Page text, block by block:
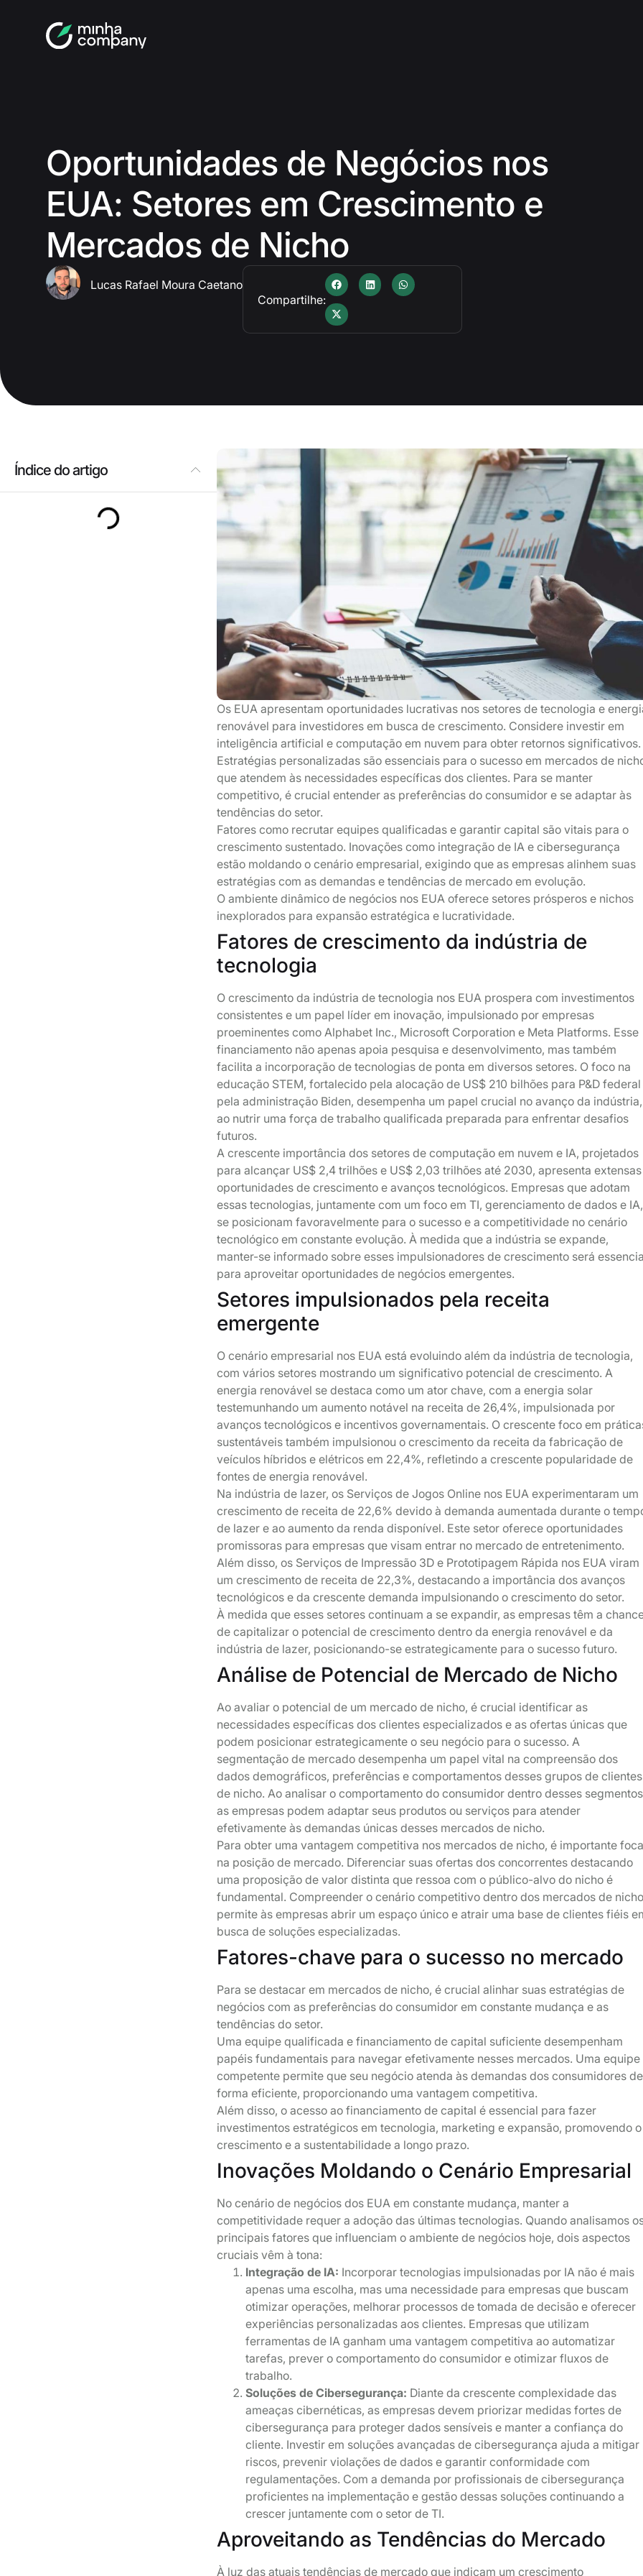
Oportunidades de Negócios nos
EUA: Setores em Crescimento e
Mercados de Nicho
Lucas Rafael Moura Caetano
Compartilhe:
Índice do artigo
Os EUA apresentam oportunidades lucrativas nos setores de tecnologia e
renovável para investidores em busca de crescimento. Considere investir em
inteligência artificial e computação em nuvem para obter retornos significativos.
Estratégias personalizadas são essenciais para o sucesso em mercados de
que atendem às necessidades específicas dos clientes. Para se manter
competitivo, é crucial entender as preferências do consumidor e se adaptar às
tendências do setor.
Fatores como recrutar equipes qualificadas e garantir capital são vitais para o
crescimento sustentado. Inovações como integração de IA e cibersegurança
estão moldando o cenário empresarial, exigindo que as empresas alinhem suas
estratégias com as demandas e tendências de mercado em evolução.
O ambiente dinâmico de negócios nos EUA oferece setores prósperos e nichos
inexplorados para expansão estratégica e lucratividade.
Fatores de crescimento da indústria de
tecnologia
O crescimento da indústria de tecnologia nos EUA prospera com investimentos
consistentes e um papel líder em inovação, impulsionado por empresas
proeminentes como Alphabet Inc., Microsoft Corporation e Meta Platforms. Esse
financiamento não apenas apoia pesquisa e desenvolvimento, mas também
facilita a incorporação de tecnologias de ponta em diversos setores. O foco na
educação STEM, fortalecido pela alocação de US$ 210 bilhões para P&D federal
pela administração Biden, desempenha um papel crucial no avanço da indústria,
ao nutrir uma força de trabalho qualificada preparada para enfrentar desafios
futuros.
A crescente importância dos setores de computação em nuvem e IA, projetados
para alcançar US$ 2,4 trilhões e US$ 2,03 trilhões até 2030, apresenta extensas
oportunidades de crescimento e avanços tecnológicos. Empresas que adotam
essas tecnologias, juntamente com um foco em TI, gerenciamento de dados e IA,
se posicionam favoravelmente para o sucesso e a competitividade no cenário
tecnológico em constante evolução. À medida que a indústria se expande,
manter-se informado sobre esses impulsionadores de crescimento será
para aproveitar oportunidades de negócios emergentes.
Setores impulsionados pela receita
emergente
O cenário empresarial nos EUA está evoluindo além da indústria de tecnologia,
com vários setores mostrando um significativo potencial de crescimento. A
energia renovável se destaca como um ator chave, com a energia solar
testemunhando um aumento notável na receita de 26,4%, impulsionada por
avanços tecnológicos e incentivos governamentais. O crescente foco em
sustentáveis também impulsionou o crescimento da receita da fabricação de
veículos híbridos e elétricos em 22,4%, refletindo a crescente popularidade de
fontes de energia renovável.
Na indústria de lazer, os Serviços de Jogos Online nos EUA experimentaram um
crescimento de receita de 22,6% devido à demanda aumentada durante o
de lazer e ao aumento da renda disponível. Este setor oferece oportunidades
promissoras para empresas que visam entrar no mercado de entretenimento.
Além disso, os Serviços de Impressão 3D e Prototipagem Rápida nos EUA viram
um crescimento de receita de 22,3%, destacando a importância dos avanços
tecnológicos e da crescente demanda impulsionando o crescimento do setor.
À medida que esses setores continuam a se expandir, as empresas têm a
de capitalizar o potencial de crescimento dentro da energia renovável e da
indústria de lazer, posicionando-se estrategicamente para o sucesso futuro.
Análise de Potencial de Mercado de Nicho
Ao avaliar o potencial de um mercado de nicho, é crucial identificar as
necessidades específicas dos clientes especializados e as ofertas únicas que
podem posicionar estrategicamente o seu negócio para o sucesso. A
segmentação de mercado desempenha um papel vital na compreensão dos
dados demográficos, preferências e comportamentos desses grupos de clientes
de nicho. Ao analisar o comportamento do consumidor dentro desses
as empresas podem adaptar seus produtos ou serviços para atender
efetivamente às demandas únicas desses mercados de nicho.
Para obter uma vantagem competitiva nos mercados de nicho, é importante
na posição de mercado. Diferenciar suas ofertas dos concorrentes destacando
uma proposição de valor distinta que ressoa com o público-alvo do nicho é
fundamental. Compreender o cenário competitivo dentro dos mercados de
permite às empresas abrir um espaço único e atrair uma base de clientes fiéis
busca de soluções especializadas.
Fatores-chave para o sucesso no mercado
Para se destacar em mercados de nicho, é crucial alinhar suas estratégias de
negócios com as preferências do consumidor em constante mudança e as
tendências do setor.
Uma equipe qualificada e financiamento de capital suficiente desempenham
papéis fundamentais para navegar efetivamente nesses mercados. Uma equipe
competente permite que seu negócio atenda às demandas dos consumidores de
forma eficiente, proporcionando uma vantagem competitiva.
Além disso, o acesso ao financiamento de capital é essencial para fazer
investimentos estratégicos em tecnologia, marketing e expansão, promovendo o
crescimento e a sustentabilidade a longo prazo.
Inovações Moldando o Cenário Empresarial
No cenário de negócios dos EUA em constante mudança, manter a
competitividade requer a adoção das últimas tecnologias. Quando analisamos
principais fatores que influenciam o ambiente de negócios hoje, dois aspectos
cruciais vêm à tona:
Integração de IA: Incorporar tecnologias impulsionadas por IA não é mais
apenas uma escolha, mas uma necessidade para empresas que buscam
otimizar operações, melhorar processos de tomada de decisão e oferecer
experiências personalizadas aos clientes. Empresas que utilizam
ferramentas de IA ganham uma vantagem competitiva ao automatizar
tarefas, prever o comportamento do consumidor e otimizar fluxos de
trabalho.
Soluções de Cibersegurança: Diante da crescente complexidade das
ameaças cibernéticas, as empresas devem priorizar medidas fortes de
cibersegurança para proteger dados sensíveis e manter a confiança do
cliente. Investir em soluções avançadas de cibersegurança ajuda a mitigar
riscos, prevenir violações de dados e garantir conformidade com
regulamentações. Com a demanda por profissionais de cibersegurança
proficientes na implementação e gestão dessas soluções continuando a
crescer juntamente com o setor de TI.
Aproveitando as Tendências do Mercado
À luz das atuais tendências de mercado que indicam um crescimento